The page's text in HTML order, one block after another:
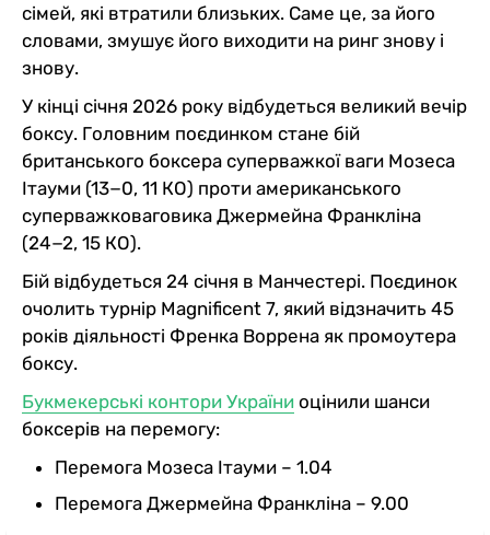
сімей, які втратили близьких. Саме це, за його
словами, змушує його виходити на ринг знову і
знову.
У кінці січня 2026 року відбудеться великий вечір
боксу. Головним поєдинком стане бій
британського боксера суперважкої ваги Мозеса
Ітауми (13−0, 11 КО) проти американського
суперважковаговика Джермейна Франкліна
(24−2, 15 КО).
Бій відбудеться 24 січня в Манчестері. Поєдинок
очолить турнір Magnificent 7, який відзначить 45
років діяльності Френка Воррена як промоутера
боксу.
Букмекерські контори України оцінили шанси
боксерів на перемогу:
Перемога Мозеса Ітауми – 1.04
Перемога Джермейна Франкліна – 9.00